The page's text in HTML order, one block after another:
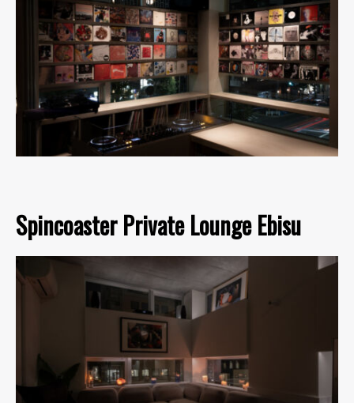
Spincoaster Private Lounge Ebisu